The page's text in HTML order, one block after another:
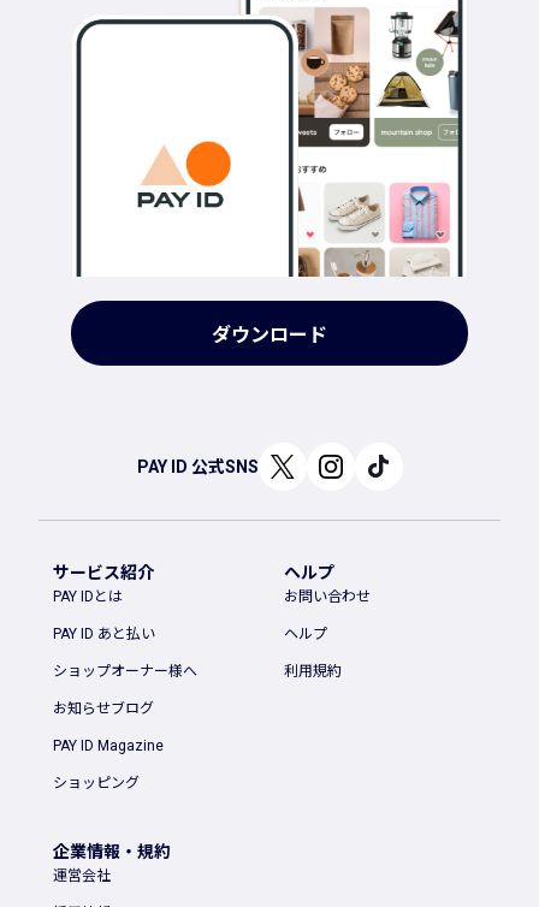
ダウンロード
PAY ID 公式SNS
サービス紹介
PAY IDとは
PAY ID あと払い
ショップオーナー様へ
お知らせブログ
PAY ID Magazine
ショッピング
ヘルプ
お問い合わせ
ヘルプ
利用規約
企業情報・規約
運営会社